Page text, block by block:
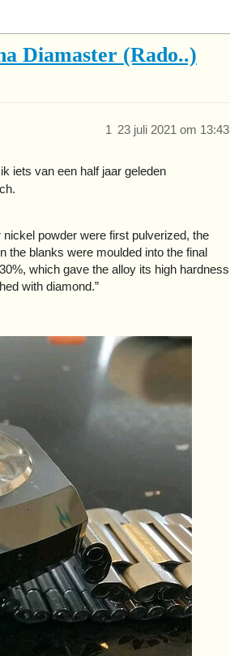
Diamaster (Rado..)
23 juli 2021 om 13:43
1
iets van een half jaar geleden
powder were first pulverized, the
the blanks were moulded into the final
which gave the alloy its high hardness
with diamond.”